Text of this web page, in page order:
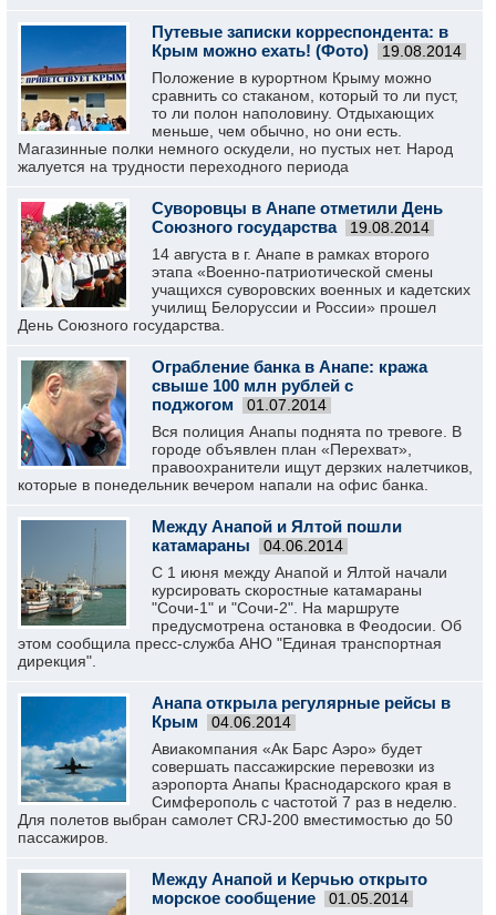
Путевые записки корреспондента: в
Крым можно ехать! (Фото)
19.08.2014
Положение в курортном Крыму можно
сравнить со стаканом, который то ли пуст,
то ли полон наполовину. Отдыхающих
меньше, чем обычно, но они есть.
Магазинные полки немного оскудели, но пустых нет. Народ
жалуется на трудности переходного периода
Суворовцы в Анапе отметили День
Союзного государства
19.08.2014
14 августа в г. Анапе в рамках второго
этапа «Военно-патриотической смены
учащихся суворовских военных и кадетских
училищ Белоруссии и России» прошел
День Союзного государства.
Ограбление банка в Анапе: кража
свыше 100 млн рублей с
поджогом
01.07.2014
Вся полиция Анапы поднята по тревоге. В
городе объявлен план «Перехват»,
правоохранители ищут дерзких налетчиков,
которые в понедельник вечером напали на офис банка.
Между Анапой и Ялтой пошли
катамараны
04.06.2014
С 1 июня между Анапой и Ялтой начали
курсировать скоростные катамараны
"Сочи-1" и "Сочи-2". На маршруте
предусмотрена остановка в Феодосии. Об
этом сообщила пресс-служба АНО "Единая транспортная
дирекция".
Анапа открыла регулярные рейсы в
Крым
04.06.2014
Авиакомпания «Ак Барс Аэро» будет
совершать пассажирские перевозки из
аэропорта Анапы Краснодарского края в
Симферополь с частотой 7 раз в неделю.
Для полетов выбран самолет CRJ-200 вместимостью до 50
пассажиров.
Между Анапой и Керчью открыто
морское сообщение
01.05.2014